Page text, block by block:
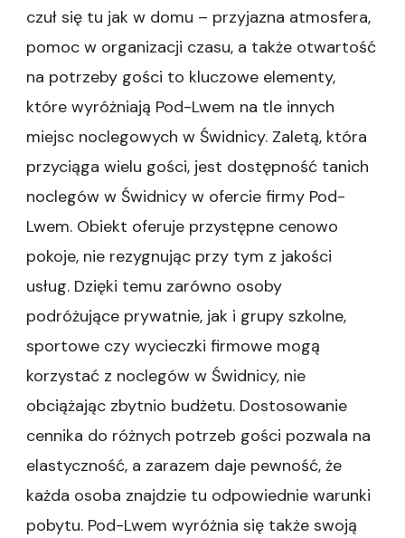
czuł się tu jak w domu – przyjazna atmosfera,
pomoc w organizacji czasu, a także otwartość
na potrzeby gości to kluczowe elementy,
które wyróżniają Pod-Lwem na tle innych
miejsc noclegowych w Świdnicy. Zaletą, która
przyciąga wielu gości, jest dostępność tanich
noclegów w Świdnicy w ofercie firmy Pod-
Lwem. Obiekt oferuje przystępne cenowo
pokoje, nie rezygnując przy tym z jakości
usług. Dzięki temu zarówno osoby
podróżujące prywatnie, jak i grupy szkolne,
sportowe czy wycieczki firmowe mogą
korzystać z noclegów w Świdnicy, nie
obciążając zbytnio budżetu. Dostosowanie
cennika do różnych potrzeb gości pozwala na
elastyczność, a zarazem daje pewność, że
każda osoba znajdzie tu odpowiednie warunki
pobytu. Pod-Lwem wyróżnia się także swoją